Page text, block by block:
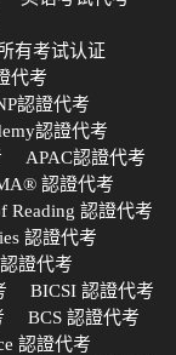
有考试认证
代考
認證代考
認證代考
APAC認證代考
認證代考
Reading 認證代考
認證代考
證代考
BICSI 認證代考
BCS 認證代考
認證代考